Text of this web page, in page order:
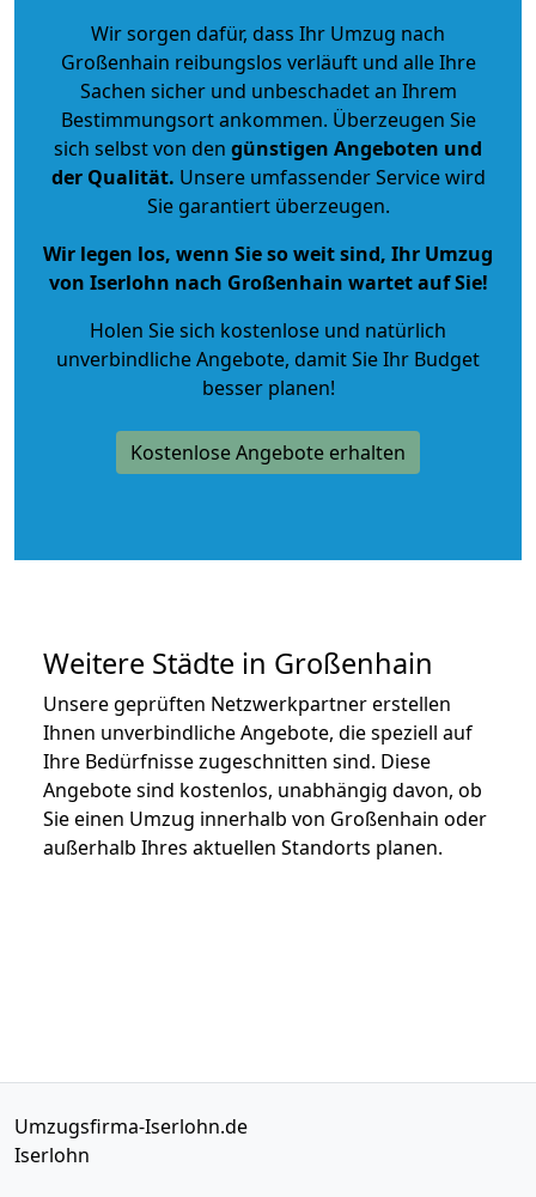
Wir sorgen dafür, dass Ihr Umzug nach
Großenhain reibungslos verläuft und alle Ihre
Sachen sicher und unbeschadet an Ihrem
Bestimmungsort ankommen. Überzeugen Sie
sich selbst von den günstigen Angeboten und
der Qualität. Unsere umfassender Service wird
Sie garantiert überzeugen.
Wir legen los, wenn Sie so weit sind, Ihr Umzug
von Iserlohn nach Großenhain wartet auf Sie!
Holen Sie sich kostenlose und natürlich
unverbindliche Angebote, damit Sie Ihr Budget
besser planen!
Kostenlose Angebote erhalten
Weitere Städte in Großenhain
Unsere geprüften Netzwerkpartner erstellen
Ihnen unverbindliche Angebote, die speziell auf
Ihre Bedürfnisse zugeschnitten sind. Diese
Angebote sind kostenlos, unabhängig davon, ob
Sie einen Umzug innerhalb von Großenhain oder
außerhalb Ihres aktuellen Standorts planen.
Umzugsfirma-Iserlohn.de
Iserlohn